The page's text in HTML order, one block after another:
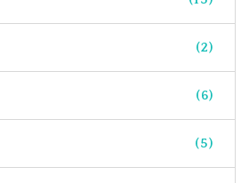
(2)
(6)
(5)